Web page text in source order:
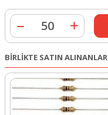
BİRLİKTE SATIN ALINANLAR